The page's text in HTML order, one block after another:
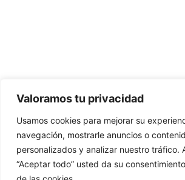
Valoramos tu privacidad
Usamos cookies para mejorar su
navegación, mostrarle anuncios o
personalizados y analizar nuestro tráfico.
“Aceptar todo” usted da su